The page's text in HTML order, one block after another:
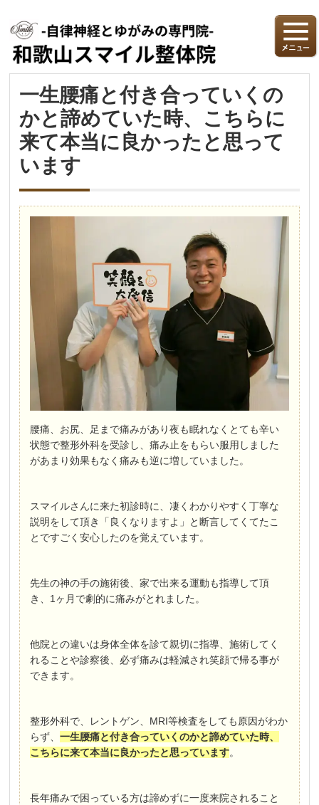
一生腰痛と付き合っていくの
かと諦めていた時、こちらに
来て本当に良かったと思って
います
腰痛、お尻、足まで痛みがあり夜も眠れなくとても辛い
状態で整形外科を受診し、痛み止をもらい服用しました
があまり効果もなく痛みも逆に増していました。
スマイルさんに来た初診時に、凄くわかりやすく丁寧な
説明をして頂き「良くなりますよ」と断言してくてたこ
とですごく安心したのを覚えています。
先生の神の手の施術後、家で出来る運動も指導して頂
き、1ヶ月で劇的に痛みがとれました。
他院との違いは身体全体を診て親切に指導、施術してく
れることや診察後、必ず痛みは軽減され笑顔で帰る事が
できます。
整形外科で、レントゲン、MRI等検査をしても原因がわか
らず、一生腰痛と付き合っていくのかと諦めていた時、
こちらに来て本当に良かったと思っています。
長年痛みで困っている方は諦めずに一度来院されること